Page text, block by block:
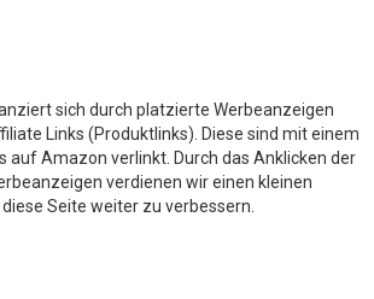
sich durch platzierte Werbeanzeigen
Links (Produktlinks). Diese sind mit einem
auf Amazon verlinkt. Durch das Anklicken der
verdienen wir einen kleinen
Seite weiter zu verbessern.